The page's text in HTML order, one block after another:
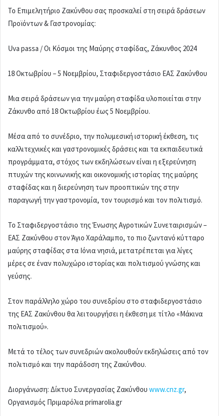
Το Επιμελητήριο Ζακύνθου σας προσκαλεί στη σειρά δράσεων
Προϊόντων & Γαστρονομίας:
Uva passa / Οι Κόσμοι της Μαύρης σταφίδας, Ζάκυνθος 2024
18 Οκτωβρίου – 5 Νοεμβρίου, Σταφιδεργοστάσιο ΕΑΣ Ζακύνθου
Μια σειρά δράσεων για την μαύρη σταφίδα υλοποιείται στην
Ζάκυνθο από 18 Οκτωβρίου έως 5 Νοεμβρίου.
Μέσα από το συνέδριο, την πολυμεσική ιστορική έκθεση, τις
καλλιτεχνικές και γαστρονομικές δράσεις και τα εκπαιδευτικά
προγράμματα, στόχος των εκδηλώσεων είναι η εξερεύνηση
πτυχών της κοινωνικής και οικονομικής ιστορίας της μαύρης
σταφίδας και η διερεύνηση των προοπτικών της στην
παραγωγή την γαστρονομία, τον τουρισμό και τον πολιτισμό.
Το Σταφιδεργοστάσιο της Ένωσης Αγροτικών Συνεταιρισμών –
ΕΑΣ Ζακύνθου στον Άγιο Χαράλαμπο, το πιο ζωντανό κύτταρο
μαύρης σταφίδας στα Ιόνια νησιά, μετατρέπεται για λίγες
μέρες σε έναν πολυχώρο ιστορίας και πολιτισμού γνώσης και
γεύσης.
Στον παράλληλο χώρο του συνεδρίου στο σταφιδεργοστάσιο
της ΕΑΣ Ζακύνθου θα λειτουργήσει η έκθεση με τίτλο «Μάκινα
πολιτισμού».
Μετά το τέλος των συνεδριών ακολουθούν εκδηλώσεις από τον
πολιτισμό και την παράδοση της Ζακύνθου.
Διοργάνωση: Δίκτυο Συνεργασίας Ζακύνθου www.cnz.gr,
Οργανισμός Πριμαρόλια primarolia.gr